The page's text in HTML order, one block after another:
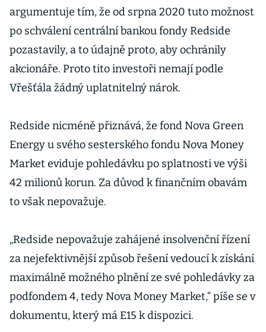
argumentuje tím, že od srpna 2020 tuto možnost
po schválení centrální bankou fondy Redside
pozastavily, a to údajně proto, aby ochránily
akcionáře. Proto tito investoři nemají podle
Vřešťála žádný uplatnitelný nárok.
Redside nicméně přiznává, že fond Nova Green
Energy u svého sesterského fondu Nova Money
Market eviduje pohledávku po splatnosti ve výši
42 milionů korun. Za důvod k finančním obavám
to však nepovažuje.
„Redside nepovažuje zahájené insolvenční řízení
za nejefektivnější způsob řešení vedoucí k získání
maximálně možného plnění ze své pohledávky za
podfondem 4, tedy Nova Money Market,“ píše se v
dokumentu, který má E15 k dispozici.